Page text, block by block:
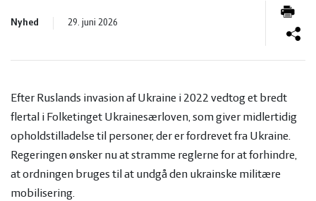
Økonomi
og
Øvrige
Nyhed 29. juni 2026
Efter Ruslands invasion af Ukraine i 2022 vedtog et bredt
flertal i Folketinget Ukrainesærloven, som giver midlertidig
opholdstilladelse til personer, der er fordrevet fra Ukraine.
Regeringen ønsker nu at stramme reglerne for at forhindre,
at ordningen bruges til at undgå den ukrainske militære
mobilisering.